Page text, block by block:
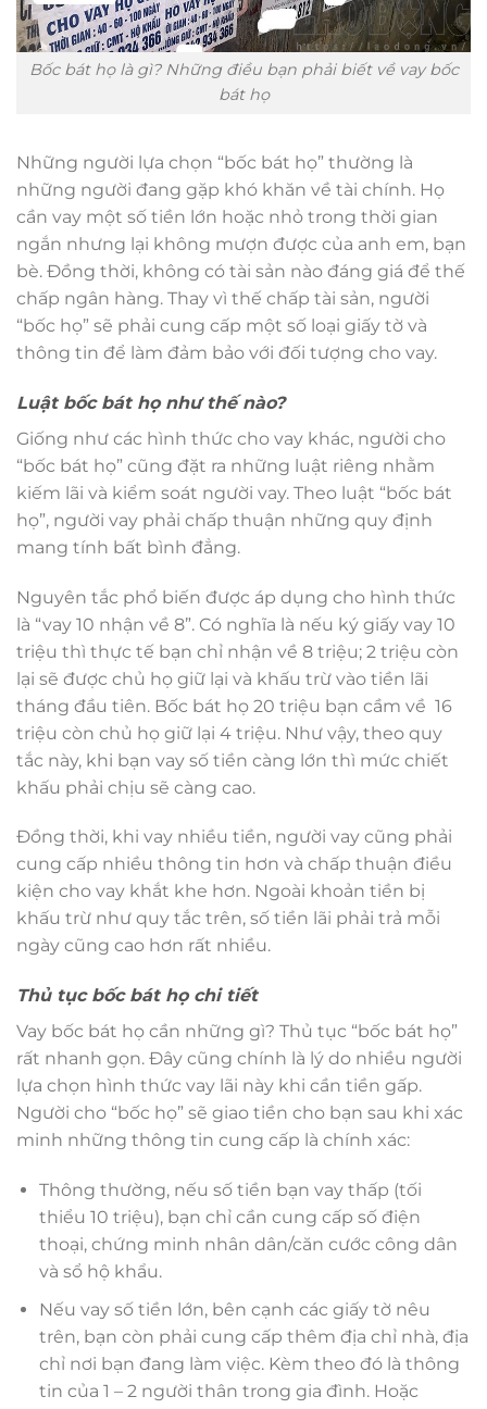
Bốc bát họ là gì? Những điều bạn phải biết về vay bốc
bát họ
Những người lựa chọn “bốc bát họ” thường là
những người đang gặp khó khăn về tài chính. Họ
cần vay một số tiền lớn hoặc nhỏ trong thời gian
ngắn nhưng lại không mượn được của anh em, bạn
bè. Đồng thời, không có tài sản nào đáng giá để thế
chấp ngân hàng. Thay vì thế chấp tài sản, người
“bốc họ” sẽ phải cung cấp một số loại giấy tờ và
thông tin để làm đảm bảo với đối tượng cho vay.
Luật bốc bát họ như thế nào?
Giống như các hình thức cho vay khác, người cho
“bốc bát họ” cũng đặt ra những luật riêng nhằm
kiếm lãi và kiểm soát người vay. Theo luật “bốc bát
họ”, người vay phải chấp thuận những quy định
mang tính bất bình đẳng.
Nguyên tắc phổ biến được áp dụng cho hình thức
là “vay 10 nhận về 8”. Có nghĩa là nếu ký giấy vay 10
triệu thì thực tế bạn chỉ nhận về 8 triệu; 2 triệu còn
lại sẽ được chủ họ giữ lại và khấu trừ vào tiền lãi
tháng đầu tiên. Bốc bát họ 20 triệu bạn cầm về 16
triệu còn chủ họ giữ lại 4 triệu. Như vậy, theo quy
tắc này, khi bạn vay số tiền càng lớn thì mức chiết
khấu phải chịu sẽ càng cao.
Đồng thời, khi vay nhiều tiền, người vay cũng phải
cung cấp nhiều thông tin hơn và chấp thuận điều
kiện cho vay khắt khe hơn. Ngoài khoản tiền bị
khấu trừ như quy tắc trên, số tiền lãi phải trả mỗi
ngày cũng cao hơn rất nhiều.
Thủ tục bốc bát họ chi tiết
Vay bốc bát họ cần những gì? Thủ tục “bốc bát họ”
rất nhanh gọn. Đây cũng chính là lý do nhiều người
lựa chọn hình thức vay lãi này khi cần tiền gấp.
Người cho “bốc họ” sẽ giao tiền cho bạn sau khi xác
minh những thông tin cung cấp là chính xác:
Thông thường, nếu số tiền bạn vay thấp (tối
thiểu 10 triệu), bạn chỉ cần cung cấp số điện
thoại, chứng minh nhân dân/căn cước công dân
và sổ hộ khẩu.
Nếu vay số tiền lớn, bên cạnh các giấy tờ nêu
trên, bạn còn phải cung cấp thêm địa chỉ nhà, địa
chỉ nơi bạn đang làm việc. Kèm theo đó là thông
tin của 1 – 2 người thân trong gia đình. Hoặc